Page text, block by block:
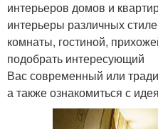
интерьеров домов и
интерьеры различных
комнаты, гостиной,
подобрать интересующий
Вас современный или
а также ознакомиться с